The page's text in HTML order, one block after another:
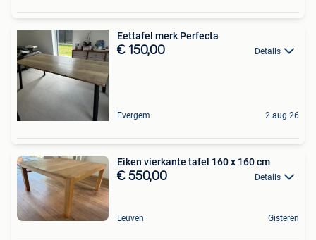
Eettafel merk Perfecta
€ 150,00 Details
Evergem 2 aug 26
Eiken vierkante tafel 160 x 160 cm
€ 550,00 Details
Leuven Gisteren